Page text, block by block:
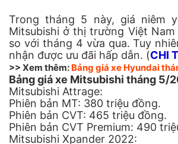
Trong tháng 5 này, giá niêm
Mitsubishi ở thị trường Việt Nam
so với tháng 4 vừa qua. Tuy
nhận được ưu đãi hấp dẫn. (CHI
>> Xem thêm: Bảng giá xe Hyundai
Bảng giá xe Mitsubishi tháng 5/
Mitsubishi Attrage:
Phiên bản MT: 380 triệu đồng.
Phiên bản CVT: 465 triệu đồng.
Phiên bản CVT Premium: 490
Mitsubishi Xpander 2022: